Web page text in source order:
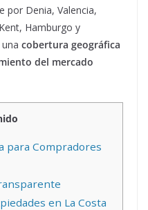
por Denia, Valencia,
Hamburgo y
cobertura geográfica
del mercado
para Compradores
en La Costa